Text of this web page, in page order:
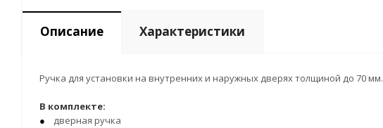
Описание Характеристики
Ручка для установки на внутренних и наружных дверях толщиной до 70 мм.
В комплекте:
дверная ручка